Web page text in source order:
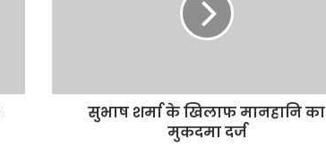
सुभाष शर्मा के खिलाफ मानहानि का
मुकदमा दर्ज